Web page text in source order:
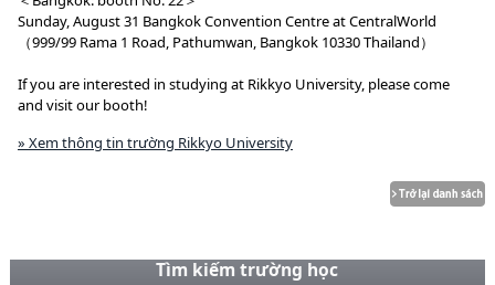
Sunday, August 31 Bangkok Convention Centre at CentralWorld
（999/99 Rama 1 Road, Pathumwan, Bangkok 10330 Thailand）
If you are interested in studying at Rikkyo University, please come
and visit our booth!
» Xem thông tin trường Rikkyo University
Tìm kiếm trường học